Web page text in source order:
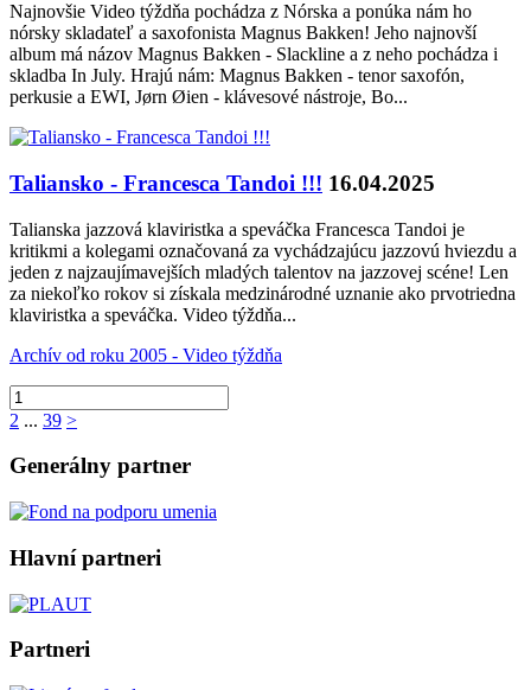
Najnovšie Video týždňa pochádza z Nórska a ponúka nám ho
nórsky skladateľ a saxofonista Magnus Bakken! Jeho najnovší
album má názov Magnus Bakken - Slackline a z neho pochádza i
skladba In July. Hrajú nám: Magnus Bakken - tenor saxofón,
perkusie a EWI, Jørn Øien - klávesové nástroje, Bo...
Taliansko - Francesca Tandoi !!! 16.04.2025
Talianska jazzová klaviristka a speváčka Francesca Tandoi je
kritikmi a kolegami označovaná za vychádzajúcu jazzovú hviezdu a
jeden z najzaujímavejších mladých talentov na jazzovej scéne! Len
za niekoľko rokov si získala medzinárodné uznanie ako prvotriedna
klaviristka a speváčka. Video týždňa...
Archív od roku 2005 - Video týždňa
2 ... 39 >
Generálny partner
Hlavní partneri
Partneri